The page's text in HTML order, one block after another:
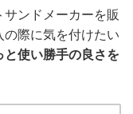
ンドメーカーを販
際に気を付けたい
使い勝手の良さを